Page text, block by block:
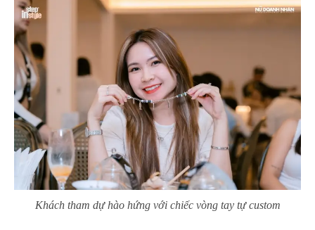
Khách tham dự hào hứng với chiếc vòng tay tự custom